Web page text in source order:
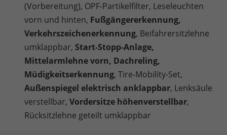
(Vorbereitung), OPF-Partikelfilter, Leseleuchten
vorn und hinten, Fußgängererkennung,
Verkehrszeichenerkennung, Beifahrersitzlehne
umklappbar, Start-Stopp-Anlage,
Mittelarmlehne vorn, Dachreling,
Müdigkeitserkennung, Tire-Mobility-Set,
Außenspiegel elektrisch anklappbar, Lenksäule
verstellbar, Vordersitze höhenverstellbar,
Rücksitzlehne geteilt umklappbar